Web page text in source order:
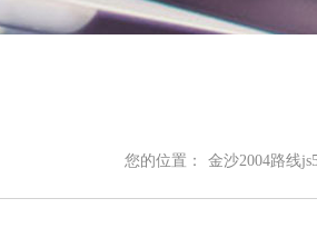
您的位置： 金沙2004路线